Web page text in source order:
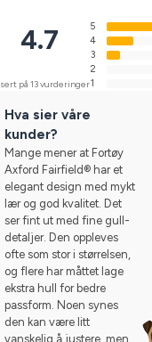
4.7
på 13 vurderinger
5
4
3
2
1
Hva sier våre
kunder?
Mange mener at Fortøy
Axford Fairfield® har et
elegant design med mykt
lær og god kvalitet. Det
ser fint ut med fine gull-
detaljer. Den oppleves
ofte som stor i størrelsen,
og flere har måttet lage
ekstra hull for bedre
passform. Noen synes
den kan være litt
vanskelig å justere, men